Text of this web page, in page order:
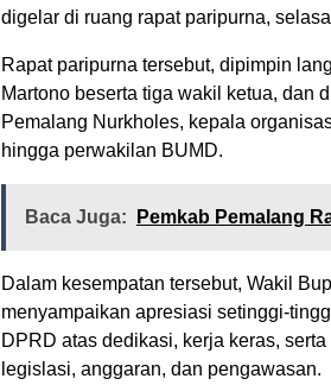
digelar di ruang rapat paripurna,
Rapat paripurna tersebut, dipimpin
Martono beserta tiga wakil ketua, dan
Pemalang Nurkholes, kepala
hingga perwakilan BUMD.
Baca Juga: Pemkab Pemalang
Dalam kesempatan tersebut, Wakil
menyampaikan apresiasi setinggi-
DPRD atas dedikasi, kerja keras,
legislasi, anggaran, dan pengawasan.